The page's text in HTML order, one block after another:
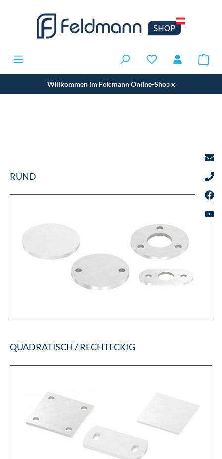
Willkommen im Feldmann Online-Shopx
RUND
QUADRATISCH / RECHTECKIG